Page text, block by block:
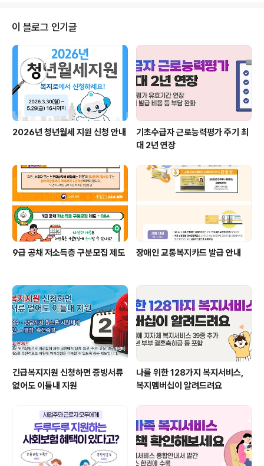
가 발생하고 약 900여 명이 사망함) 등 관련 암의 원인이
됩니다.특히 고위험 유전형인 HPV(16, 18형) 감염은 자궁
경부암 원인의 70%로 지목되어 이를 예방하기 위해 백신
을 접종하고 있는데요, 특히 2004년생 중 아직 1차 접종
을 하지 않은 약 37%(약 8만5000명)의 여성 청소년들은
올해 12..
이 블로그 인기글
2026년 청년월세 지원 신청 안내
기초수급자 근로능력평가 주기 최
대 2년 연장
9급 공채 저소득층 구분모집 제도 장애인 교통복지카드 발급 안내
긴급복지지원 신청하면 증빙서류
없어도 이틀내 지원
나를 위한 128가지 복지서비스,
복지멤버십이 알려드려요